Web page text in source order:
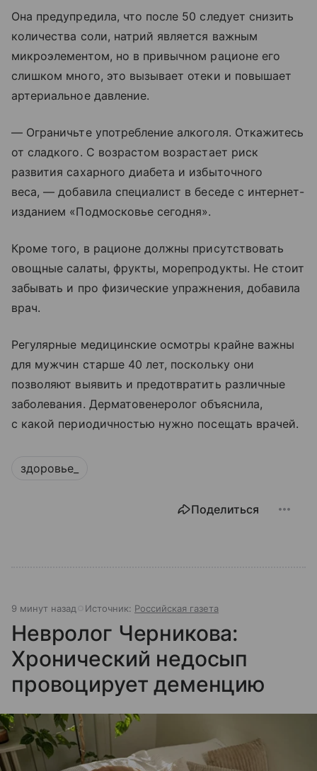
Она предупредила, что после 50 следует снизить
количества соли, натрий является важным
микроэлементом, но в привычном рационе его
слишком много, это вызывает отеки и повышает
артериальное давление.
— Ограничьте употребление алкоголя. Откажитесь
от сладкого. С возрастом возрастает риск
развития сахарного диабета и избыточного
веса, — добавила специалист в беседе с интернет-
изданием «Подмосковье сегодня».
Кроме того, в рационе должны присутствовать
овощные салаты, фрукты, морепродукты. Не стоит
забывать и про физические упражнения, добавила
врач.
Регулярные медицинские осмотры крайне важны
для мужчин старше 40 лет, поскольку они
позволяют выявить и предотвратить различные
заболевания. Дерматовенеролог объяснила,
с какой периодичностью нужно посещать врачей.
здоровье_
Поделиться
9 минут назад Источник: Российская газета
Невролог Черникова:
Хронический недосып
провоцирует деменцию